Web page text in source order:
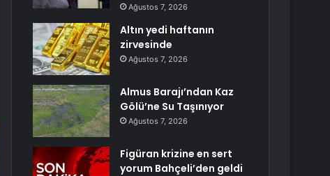
Ağustos 7, 2026
Altın yedi haftanın
zirvesinde
Ağustos 7, 2026
Almus Barajı’ndan Kaz
Gölü’ne Su Taşınıyor
Ağustos 7, 2026
Figüran krizine en sert
yorum Bahçeli’den geldi